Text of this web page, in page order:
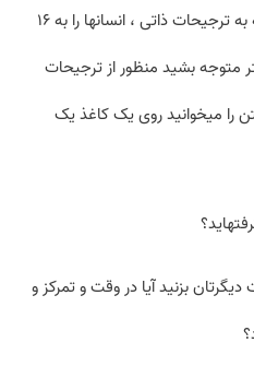
این مدل شخصیت شناسی با توجه به ترجیحات ذاتی ، انسانها را به ۱۶
متوجه بشید منظور از ترجیحات
را میخوانید روی یک کاغذ یک
بزنید آیا در وقت و تمرکز و